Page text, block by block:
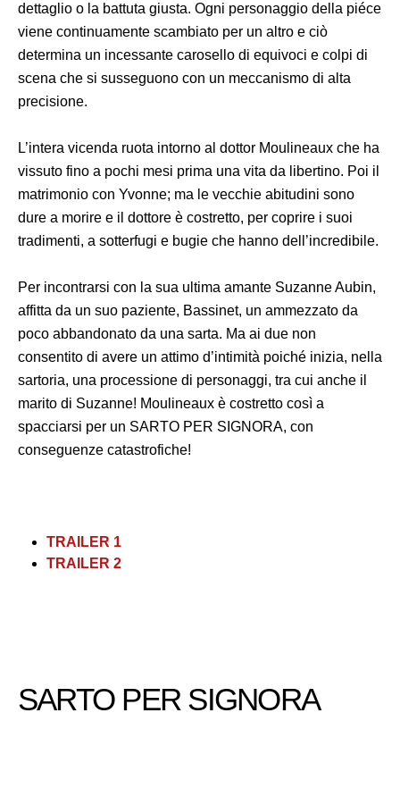
dettaglio o la battuta giusta. Ogni personaggio della piéce
viene continuamente scambiato per un altro e ciò
determina un incessante carosello di equivoci e colpi di
scena che si susseguono con un meccanismo di alta
precisione.
L’intera vicenda ruota intorno al dottor Moulineaux che ha
vissuto fino a pochi mesi prima una vita da libertino. Poi il
matrimonio con Yvonne; ma le vecchie abitudini sono
dure a morire e il dottore è costretto, per coprire i suoi
tradimenti, a sotterfugi e bugie che hanno dell’incredibile.
Per incontrarsi con la sua ultima amante Suzanne Aubin,
affitta da un suo paziente, Bassinet, un ammezzato da
poco abbandonato da una sarta. Ma ai due non
consentito di avere un attimo d’intimità poiché inizia, nella
sartoria, una processione di personaggi, tra cui anche il
marito di Suzanne! Moulineaux è costretto così a
spacciarsi per un SARTO PER SIGNORA, con
conseguenze catastrofiche!
TRAILER 1
TRAILER 2
SARTO PER SIGNORA